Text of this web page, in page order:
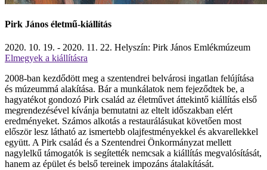
Pirk János életmű-kiállítás
2020. 10. 19. - 2020. 11. 22. Helyszín: Pirk János Emlékmúzeum
Elmegyek a kiállításra
2008-ban kezdődött meg a szentendrei belvárosi ingatlan felújítása
és múzeummá alakítása. Bár a munkálatok nem fejeződtek be, a
hagyatékot gondozó Pirk család az életművet áttekintő kiállítás első
megrendezésével kívánja bemutatni az eltelt időszakban elért
eredményeket. Számos alkotás a restaurálásukat követően most
először lesz látható az ismertebb olajfestményekkel és akvarellekkel
együtt. A Pirk család és a Szentendrei Önkormányzat mellett
nagylelkű támogatók is segítették nemcsak a kiállítás megvalósítását,
hanem az épület és belső tereinek impozáns átalakítását.